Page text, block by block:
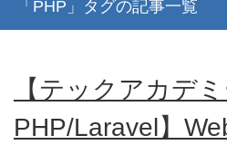
「PHP」タグの記事一覧
【テックアカデ
PHP/Laravel】